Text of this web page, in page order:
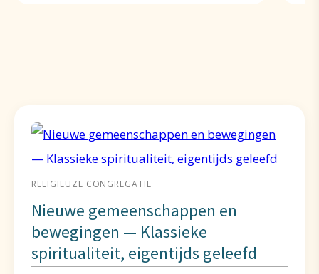
RELIGIEUZE CONGREGATIE
Nieuwe gemeenschappen en
bewegingen — Klassieke
spiritualiteit, eigentijds geleefd